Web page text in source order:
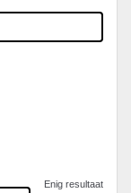
Enig resultaat